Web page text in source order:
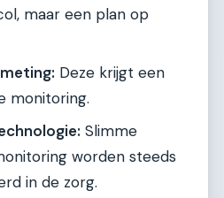
maar een plan op
Deze krijgt een
monitoring.
Slimme
worden steeds
in de zorg.